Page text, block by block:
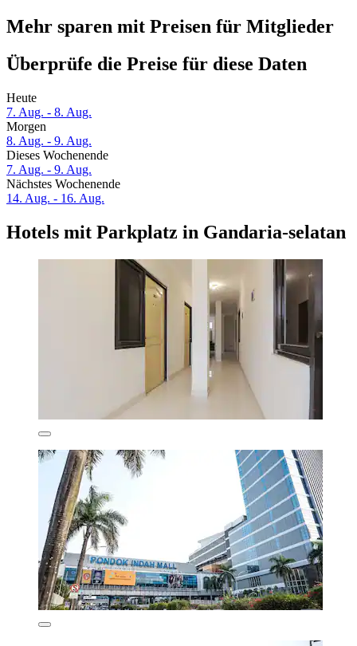
Mehr sparen mit Preisen für Mitglieder
Überprüfe die Preise für diese Daten
Heute
7. Aug. - 8. Aug.
Morgen
8. Aug. - 9. Aug.
Dieses Wochenende
7. Aug. - 9. Aug.
Nächstes Wochenende
14. Aug. - 16. Aug.
Hotels mit Parkplatz in Gandaria-selatan